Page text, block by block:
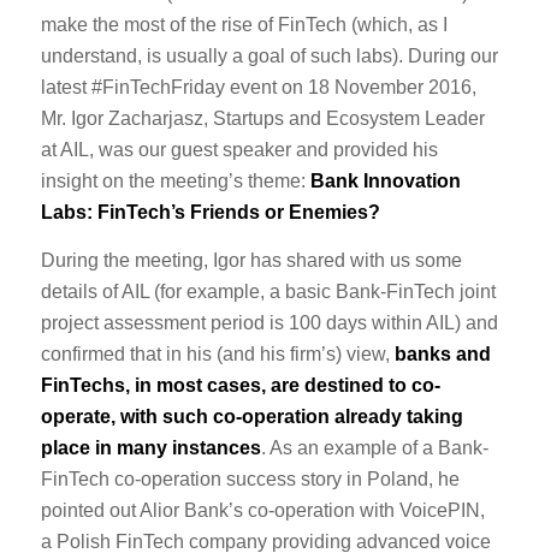
make the most of the rise of FinTech (which, as I
understand, is usually a goal of such labs). During our
latest #FinTechFriday event on 18 November 2016,
Mr. Igor Zacharjasz, Startups and Ecosystem Leader
at AIL, was our guest speaker and provided his
insight on the meeting’s theme: Bank Innovation
Labs: FinTech’s Friends or Enemies?
During the meeting, Igor has shared with us some
details of AIL (for example, a basic Bank-FinTech joint
project assessment period is 100 days within AIL) and
confirmed that in his (and his firm’s) view, banks and
FinTechs, in most cases, are destined to co-
operate, with such co-operation already taking
place in many instances. As an example of a Bank-
FinTech co-operation success story in Poland, he
pointed out Alior Bank’s co-operation with VoicePIN,
a Polish FinTech company providing advanced voice